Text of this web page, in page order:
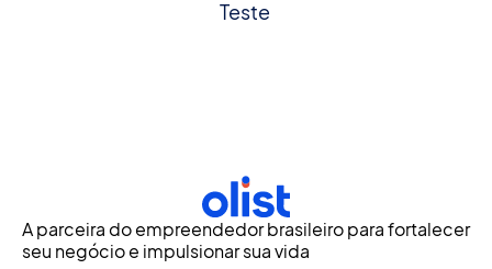
Teste
A parceira do empreendedor brasileiro para fortalecer
seu negócio e impulsionar sua vida